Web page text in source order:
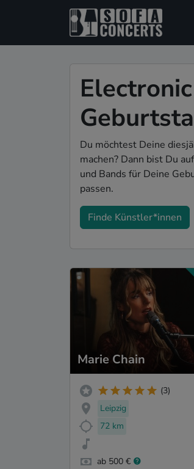
Du möchtest Deine
machen? Dann bist Du
und Bands für Deine
passen.
Finde Künstler*innen
Marie Chain
(3)
Leipzig
72 km
ab 500 €